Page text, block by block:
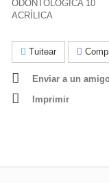
ODONTOLÓGICA 10
ACRÍLICA
Tuitear
Enviar a un
Imprimir